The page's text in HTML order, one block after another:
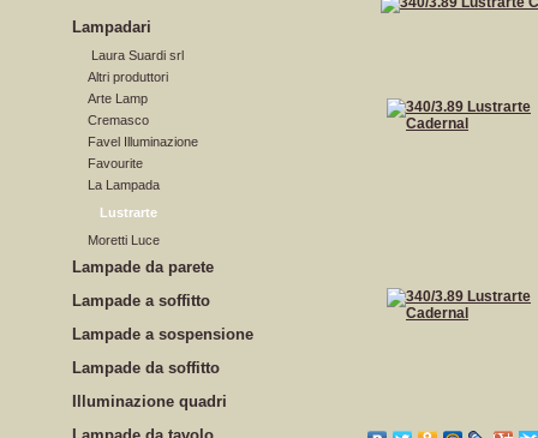
Lampadari
Laura Suardi srl
Altri produttori
Arte Lamp
Cremasco
Favel Illuminazione
Favourite
La Lampada
Lustrarte
Moretti Luce
Lampade da parete
Lampade a soffitto
Lampade a sospensione
Lampade da soffitto
Illuminazione quadri